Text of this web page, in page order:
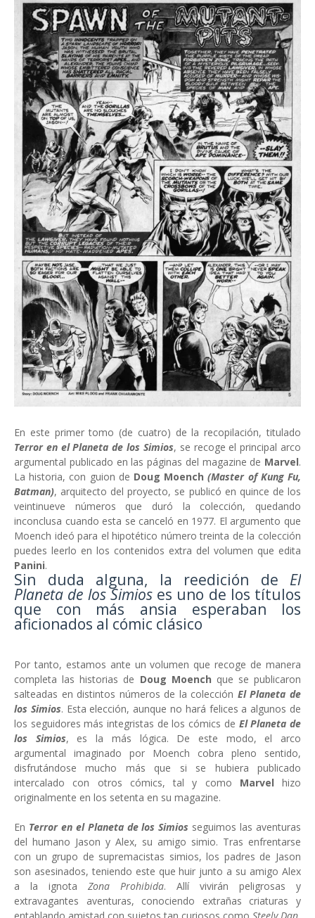
En este primer tomo (de cuatro) de la recopilación, titulado
Terror en el Planeta de los Simios, se recoge el principal arco
argumental publicado en las páginas del magazine de Marvel.
La historia, con guion de Doug Moench(Master of Kung Fu,
Batman), arquitecto del proyecto, se publicó en quince de los
veintinueve números que duró la colección, quedando
inconclusa cuando esta se canceló en 1977. El argumento que
Moench ideó para el hipotético número treinta de la colección
puedes leerlo en los contenidos extra del volumen que edita
Panini.
Sin duda alguna, la reedición de El
Planeta de los Simioses uno de los títulos
que con más ansia esperaban los
aficionados al cómic clásico
Por tanto, estamos ante un volumen que recoge de manera
completa las historias de Doug Moench que se publicaron
salteadas en distintos números de la colección El Planeta de
los Simios. Esta elección, aunque no hará felices a algunos de
los seguidores más integristas de los cómics de El Planeta de
los Simios, es la más lógica. De este modo, el arco
argumental imaginado por Moench cobra pleno sentido,
disfrutándose mucho más que si se hubiera publicado
intercalado con otros cómics, tal y como Marvel hizo
originalmente en los setenta en su magazine.
En Terror en el Planeta de los Simios seguimos las aventuras
del humano Jason y Alex, su amigo simio. Tras enfrentarse
con un grupo de supremacistas simios, los padres de Jason
son asesinados, teniendo este que huir junto a su amigo Alex
a la ignota Zona Prohibida. Allí vivirán peligrosas y
extravagantes aventuras, conociendo extrañas criaturas y